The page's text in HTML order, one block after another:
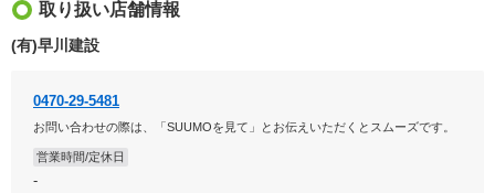
取り扱い店舗情報
(有)早川建設
0470-29-5481
お問い合わせの際は、「SUUMOを見て」とお伝えいただくとスムーズです。
営業時間/定休日
-